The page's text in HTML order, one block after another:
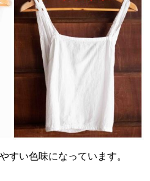
すい色味になっています。